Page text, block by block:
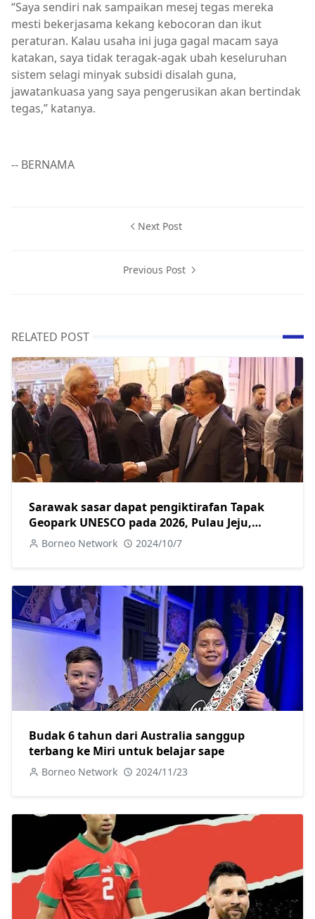
“Saya sendiri nak sampaikan mesej tegas mereka
mesti bekerjasama kekang kebocoran dan ikut
peraturan. Kalau usaha ini juga gagal macam saya
katakan, saya tidak teragak-agak ubah keseluruhan
sistem selagi minyak subsidi disalah guna,
jawatankuasa yang saya pengerusikan akan bertindak
tegas,” katanya.
-- BERNAMA
Next Post
Previous Post
RELATED POST
Sarawak sasar dapat pengiktirafan Tapak
Geopark UNESCO pada 2026, Pulau Jeju,
Korea jadi tanda aras
Borneo Network 2024/10/7
Budak 6 tahun dari Australia sanggup
terbang ke Miri untuk belajar sape
Borneo Network 2024/11/23